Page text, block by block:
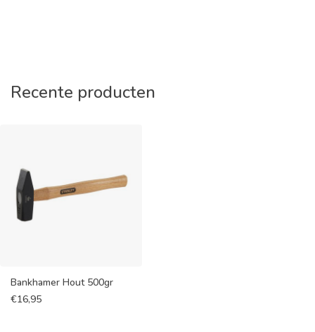
Recente producten
Bankhamer Hout 500gr
€16,95